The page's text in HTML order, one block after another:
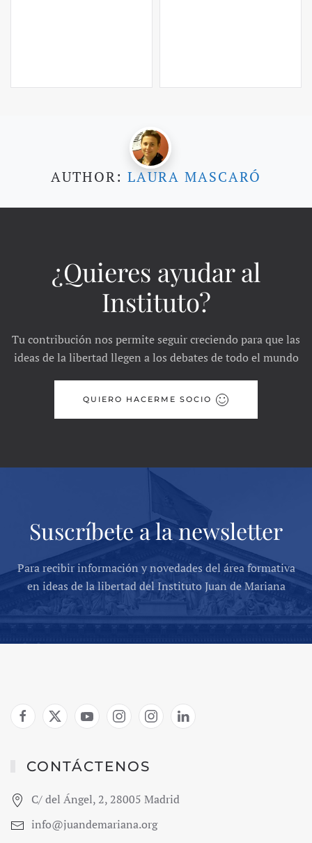
AUTHOR: LAURA MASCARÓ
¿Quieres ayudar al
Instituto?
Tu contribución nos permite seguir creciendo para que las
ideas de la libertad llegen a los debates de todo el mundo
QUIERO HACERME SOCIO
Suscríbete a la newsletter
Para recibir información y novedades del área formativa
en ideas de la libertad del Instituto Juan de Mariana
CONTÁCTENOS
C/ del Ángel, 2, 28005 Madrid
info@juandemariana.org